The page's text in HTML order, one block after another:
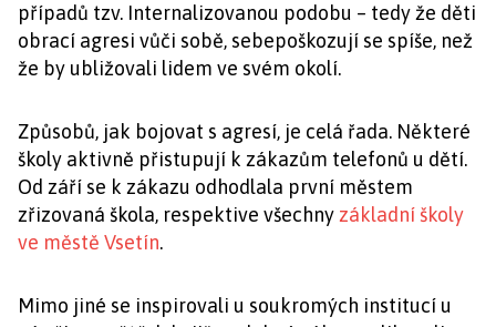
případů tzv. Internalizovanou podobu – tedy že děti
obrací agresi vůči sobě, sebepoškozují se spíše, než
že by ubližovali lidem ve svém okolí.
Způsobů, jak bojovat s agresí, je celá řada. Některé
školy aktivně přistupují k zákazům telefonů u dětí.
Od září se k zákazu odhodlala první městem
zřizovaná škola, respektive všechnyzákladní školy
ve městě Vsetín.
Mimo jiné se inspirovali u soukromých institucí u